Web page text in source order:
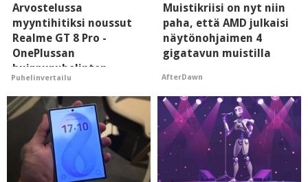
Arvostelussa
myyntihitiksi noussut
Realme GT 8 Pro -
OnePlussan
huippupuhelinten
"perillinen"
Puhelinvertailu
Muistikriisi on nyt niin
paha, että AMD julkaisi
näytönohjaimen 4
gigatavun muistilla
AfterDawn